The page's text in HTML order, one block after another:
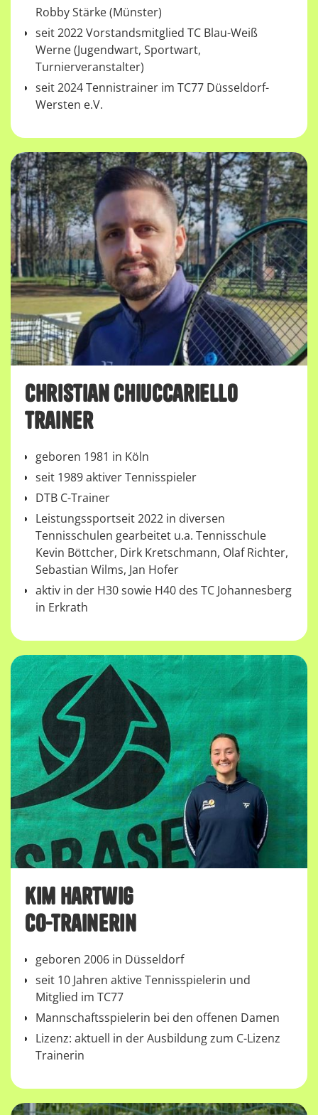
Robby Stärke (Münster)
seit 2022 Vorstandsmitglied TC Blau-Weiß
Werne (Jugendwart, Sportwart,
Turnierveranstalter)
seit 2024 Tennistrainer im TC77 Düsseldorf-
Wersten e.V.
CHristian CHiuccariello
Trainer
geboren 1981 in Köln
seit 1989 aktiver Tennisspieler
DTB C-Trainer
Leistungssportseit 2022 in diversen
Tennisschulen gearbeitet u.a. Tennisschule
Kevin Böttcher, Dirk Kretschmann, Olaf Richter,
Sebastian Wilms, Jan Hofer
aktiv in der H30 sowie H40 des TC Johannesberg
in Erkrath
kim Hartwig
Co-Trainerin
geboren 2006 in Düsseldorf
seit 10 Jahren aktive Tennisspielerin und
Mitglied im TC77
Mannschaftsspielerin bei den offenen Damen
Lizenz: aktuell in der Ausbildung zum C-Lizenz
Trainerin